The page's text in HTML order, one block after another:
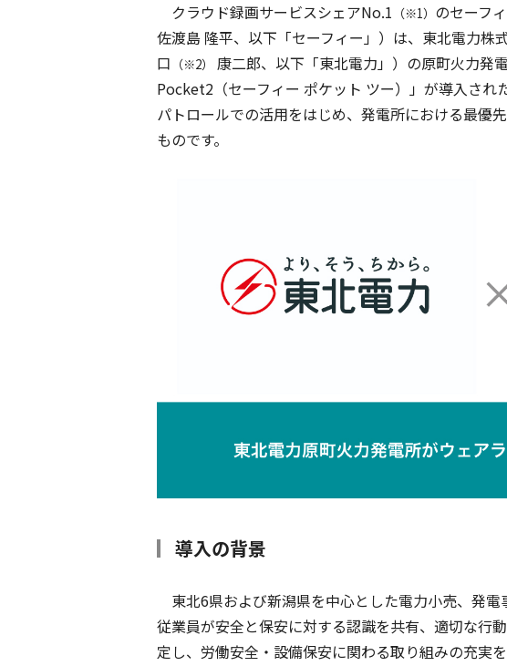
クラウド録画サービスシェアNo.1 （※1） のセーフ
佐渡島 隆平、以下「セーフィー」）は、東北電力株
口 （※2）
康二郎、以下「東北電力」）の原町火力発
Pocket2（セーフィー ポケット ツー）」が導入され
パトロールでの活用をはじめ、発電所における最優
ものです。
導入の背景
東北6県および新潟県を中心とした電力小売、発
従業員が安全と保安に対する認識を共有、適切な行
定し、労働安全・設備保安に関わる取り組みの充実